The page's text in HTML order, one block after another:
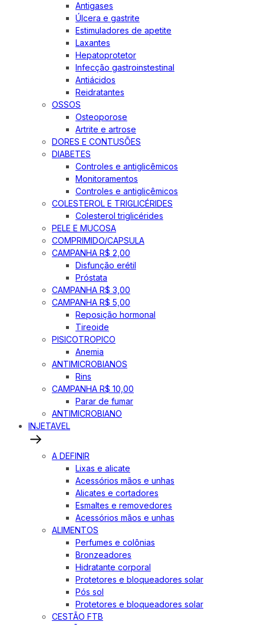
Antigases
Úlcera e gastrite
Estimuladores de apetite
Laxantes
Hepatoprotetor
Infecção gastroinstestinal
Antiácidos
Reidratantes
OSSOS
Osteoporose
Artrite e artrose
DORES E CONTUSÕES
DIABETES
Controles e antiglicêmicos
Monitoramentos
Controles e antiglicêmicos
COLESTEROL E TRIGLICÉRIDES
Colesterol triglicérides
PELE E MUCOSA
COMPRIMIDO/CAPSULA
CAMPANHA R$ 2,00
Disfunção erétil
Próstata
CAMPANHA R$ 3,00
CAMPANHA R$ 5,00
Reposição hormonal
Tireoide
PISICOTROPICO
Anemia
ANTIMICROBIANOS
Rins
CAMPANHA R$ 10,00
Parar de fumar
ANTIMICROBIANO
INJETAVEL
A DEFINIR
Lixas e alicate
Acessórios mãos e unhas
Alicates e cortadores
Esmaltes e removedores
Acessórios mãos e unhas
ALIMENTOS
Perfumes e colônias
Bronzeadores
Hidratante corporal
Protetores e bloqueadores solar
Pós sol
Protetores e bloqueadores solar
CESTÃO FTB